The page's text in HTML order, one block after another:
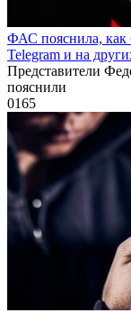
ФАС пояснила, как
Telegram и на
Представители
пояснили
0165